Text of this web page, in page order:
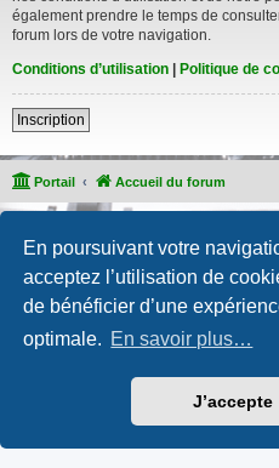
En poursuivant votre
acceptez l’utilisation de
de bénéficier d’une
optimale. En savoir plus…
J’accepte
également prendre le temps de
forum lors de votre navigation.
Conditions d’utilisation | Politique de
Inscription
Portail Accueil du forum
Traduction française
Confidentialité |